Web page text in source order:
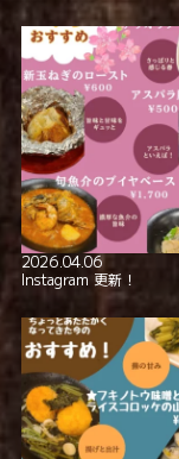
2026.04.06
Instagram 更新！